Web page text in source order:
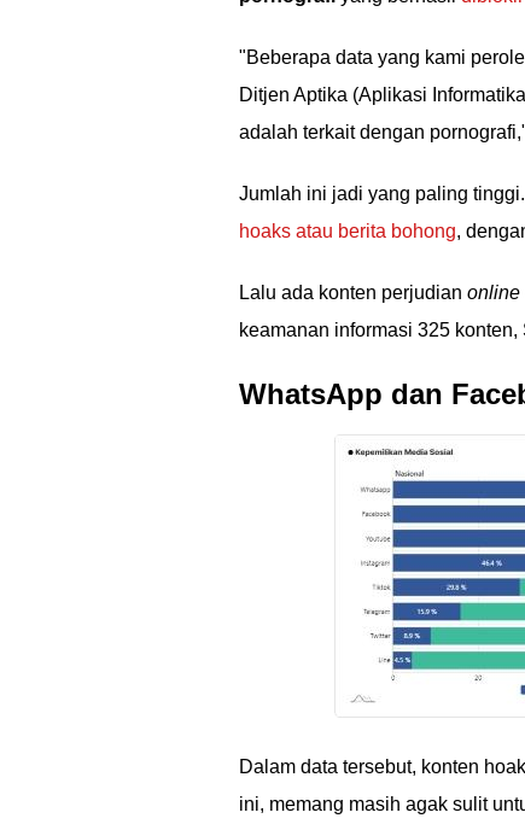
"Beberapa data yang kami
Ditjen Aptika (Aplikasi
adalah terkait dengan
Jumlah ini jadi yang paling
hoaks atau berita bohong,
Lalu ada konten perjudian online
keamanan informasi 325
WhatsApp dan
Dalam data tersebut, konten
ini, memang masih agak sulit